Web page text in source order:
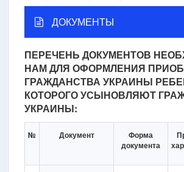
ДОКУМЕНТЫ
ПЕРЕЧЕНЬ ДОКУМЕНТОВ
НАМ ДЛЯ ОФОРМЛЕНИЯ
ГРАЖДАНСТВА УКРАИНЫ
КОТОРОГО УСЫНОВЛЯЮТ
УКРАИНЫ:
№ Документ
Форма
документа